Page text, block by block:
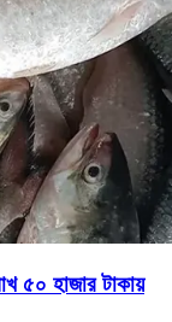
৫০ হাজার টাকায়